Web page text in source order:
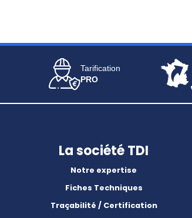
Tarification
PRO
La société TDI
Notre expertise
Fiches Techniques
Traçabilité / Certification